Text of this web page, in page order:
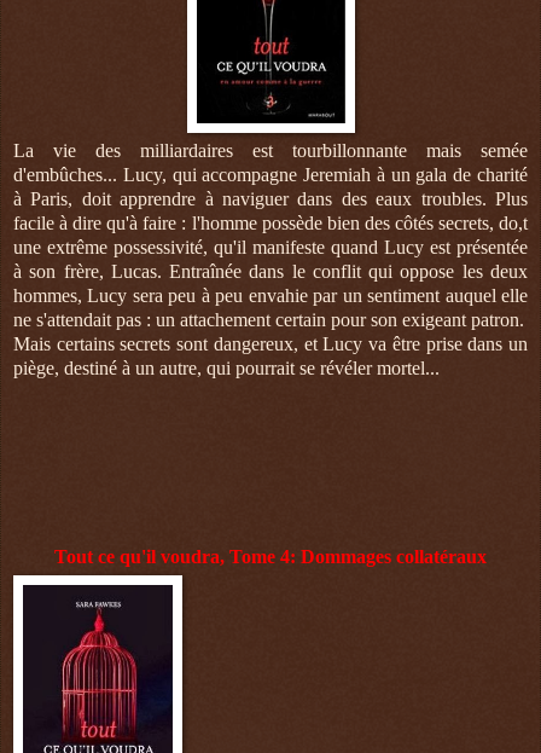
La vie des milliardaires est tourbillonnante mais semée
d'embûches... Lucy, qui accompagne Jeremiah à un gala de charité
à Paris, doit apprendre à naviguer dans des eaux troubles. Plus
facile à dire qu'à faire : l'homme possède bien des côtés secrets, do,t
une extrême possessivité, qu'il manifeste quand Lucy est présentée
à son frère, Lucas. Entraînée dans le conflit qui oppose les deux
hommes, Lucy sera peu à peu envahie par un sentiment auquel elle
ne s'attendait pas : un attachement certain pour son exigeant patron.
Mais certains secrets sont dangereux, et Lucy va être prise dans un
piège, destiné à un autre, qui pourrait se révéler mortel...
Tout ce qu'il voudra, Tome 4: Dommages collatéraux